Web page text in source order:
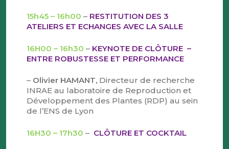
15h45 – 16h00 – RESTITUTION DES 3
ATELIERS ET ECHANGES AVEC LA SALLE
16H00 – 16h30 – KEYNOTE DE CLÔTURE –
ENTRE ROBUSTESSE ET PERFORMANCE
– Olivier HAMANT, Directeur de recherche
INRAE au laboratoire de Reproduction et
Développement des Plantes (RDP) au sein
de l’ENS de Lyon
16H30 – 17h30 – CLÔTURE ET COCKTAIL